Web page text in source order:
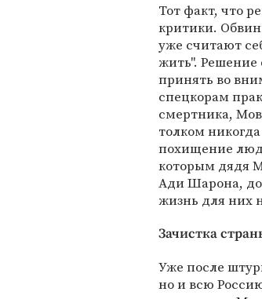
Тот факт, что
критики.
уже считают
жить".
принять во
спецкорам
смертника,
толком
похищение
которым дядя
Ади Шарона,
жизнь для них
Зачистка
Уже после
но и всю